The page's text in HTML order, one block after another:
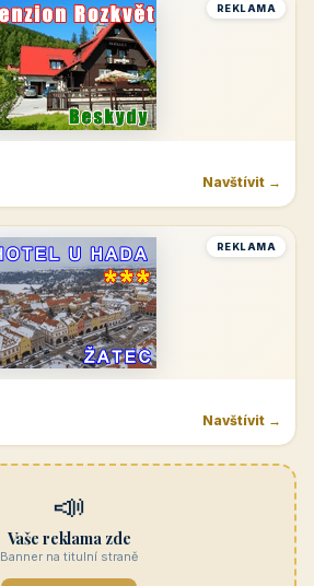
REKLAMA
Navštívit →
REKLAMA
Navštívit →
📣
Vaše reklama zde
Banner na titulní straně